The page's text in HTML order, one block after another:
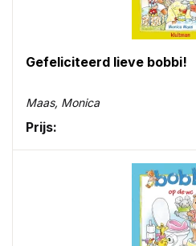
Gefeliciteerd lieve bobbi!
Maas, Monica
Prijs: